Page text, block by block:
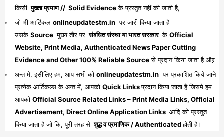
किसी पुख्ता प्रमाण // Solid Evidenceके प्रस्तुत नहीं की जाती है,
जो भी आर्टिकल onlineupdatestm.in पर जारी किया जाता है
उसके Source मुख्य तौर पर संबंधित संस्था या भारत सरकार के Official
Website, Print Media, Authenticated News Paper Cutting
Evidence and Other 100% Reliable Sourceसे प्रदान किया जाता है औऱ
अन्त मे, इसीलिए हम, आप सभी को onlineupdatestm.in पर प्रकाशित किये जाने
प्रत्येक आर्टिकल्स के अन्त में, आपको Quick Linksप्रदान किया जाता है जिसमे हम
आपको Official Source Related Links – Print Media Links, Official
Advertisement, Direct Online Application Links आदि को प्रस्तुत
किया जाता है जो कि, पूरी तरह से शुद्ध व प्रमाणिक / Authenticatedहोती है।